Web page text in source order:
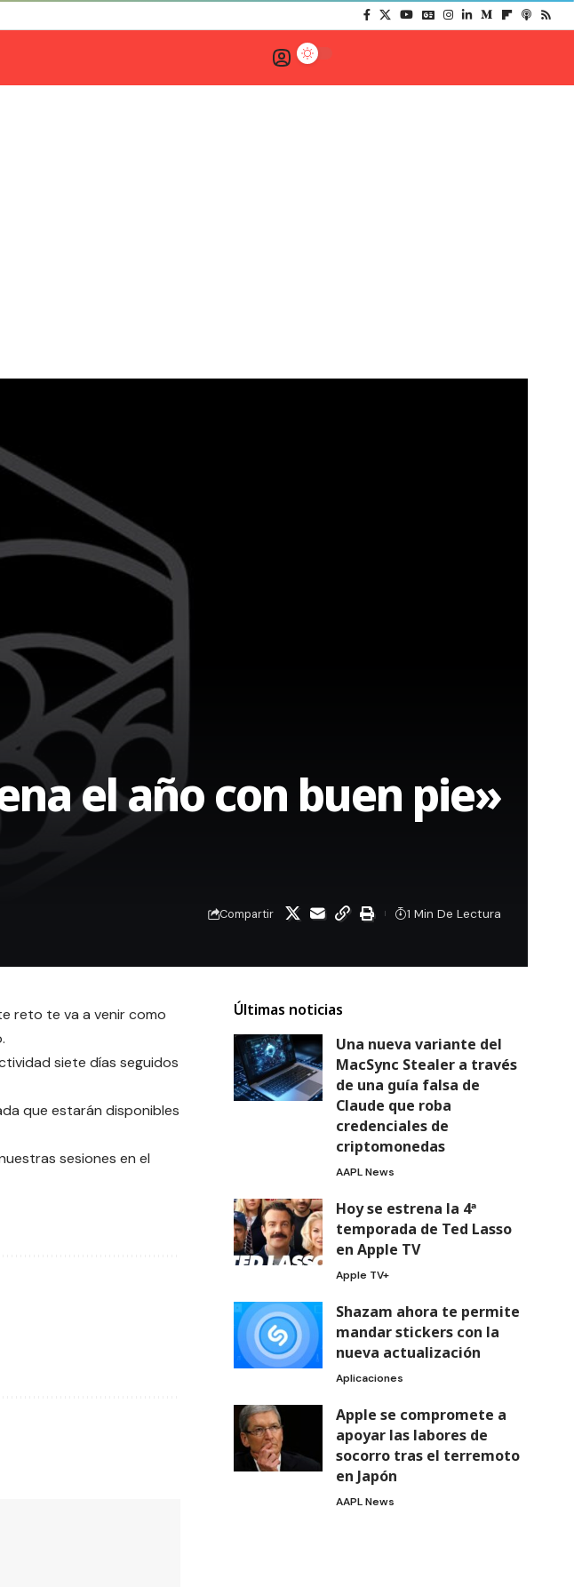
el año con buen pie»
Compartir 1 Min De Lectura
reto te va a venir como
siete días seguidos
que estarán disponibles
sesiones en el
Últimas noticias
Una nueva variante del
MacSync Stealer a través
de una guía falsa de
Claude que roba
credenciales de
criptomonedas
AAPL News
Hoy se estrena la 4ª
temporada de Ted Lasso
en Apple TV
Apple TV+
Shazam ahora te permite
mandar stickers con la
nueva actualización
Aplicaciones
Apple se compromete a
apoyar las labores de
socorro tras el terremoto
en Japón
AAPL News